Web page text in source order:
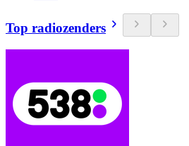
Top radiozenders